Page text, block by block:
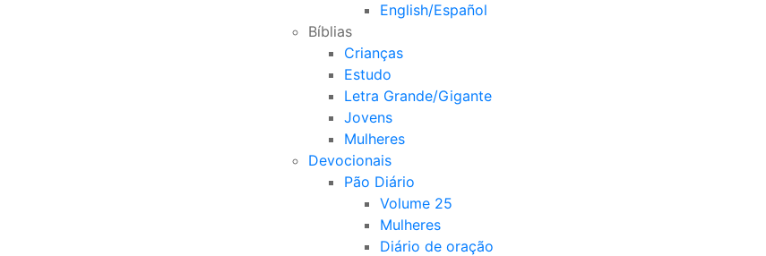
English/Español
Bíblias
Crianças
Estudo
Letra Grande/Gigante
Jovens
Mulheres
Devocionais
Pão Diário
Volume 25
Mulheres
Diário de oração